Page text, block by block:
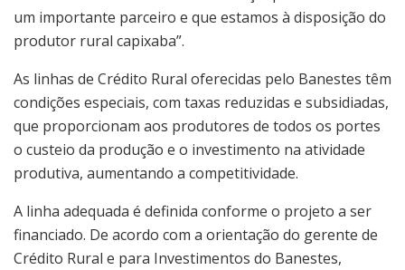
um importante parceiro e que estamos à disposição do
produtor rural capixaba”.
As linhas de Crédito Rural oferecidas pelo Banestes têm
condições especiais, com taxas reduzidas e subsidiadas,
que proporcionam aos produtores de todos os portes
o custeio da produção e o investimento na atividade
produtiva, aumentando a competitividade.
A linha adequada é definida conforme o projeto a ser
financiado. De acordo com a orientação do gerente de
Crédito Rural e para Investimentos do Banestes,